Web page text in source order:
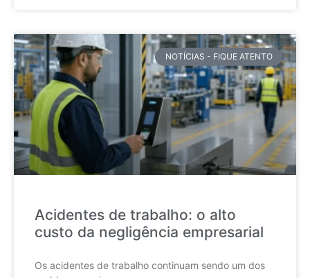
NOTÍCIAS - FIQUE ATENTO
Acidentes de trabalho: o alto
custo da negligência empresarial
Os acidentes de trabalho continuam sendo um dos